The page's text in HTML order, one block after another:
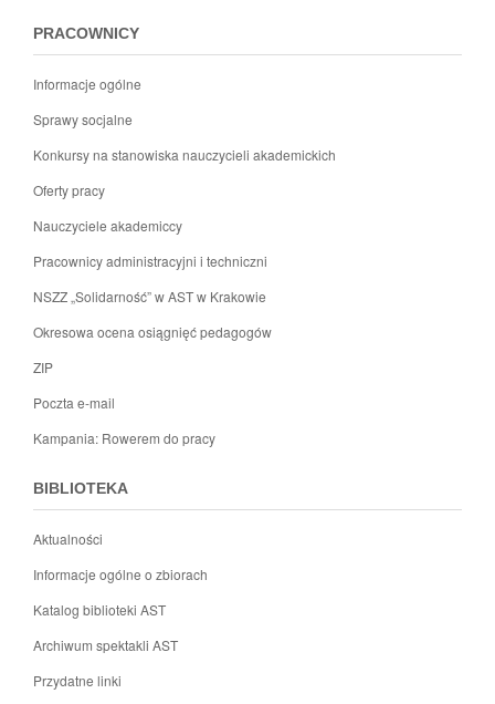
PRACOWNICY
Informacje ogólne
Sprawy socjalne
Konkursy na stanowiska nauczycieli akademickich
Oferty pracy
Nauczyciele akademiccy
Pracownicy administracyjni i techniczni
NSZZ „Solidarność” w AST w Krakowie
Okresowa ocena osiągnięć pedagogów
ZIP
Poczta e-mail
Kampania: Rowerem do pracy
BIBLIOTEKA
Aktualności
Informacje ogólne o zbiorach
Katalog biblioteki AST
Archiwum spektakli AST
Przydatne linki